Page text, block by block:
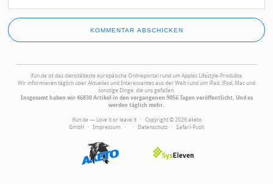
ifun.de ist das dienstälteste europäische Onlineportal rund um Apples Lifestyle-Produkte.
Wir informieren täglich über Aktuelles und Interessantes aus der Welt rund um iPad, iPod, Mac und
sonstige Dinge, die uns gefallen.
Insgesamt haben wir 46830 Artikel in den vergangenen 9056 Tagen veröffentlicht. Und es
werden täglich mehr.
ifun.de — Love it or leave it · Copyright © 2026 aketo
GmbH · Impressum · · Datenschutz · Safari-Push